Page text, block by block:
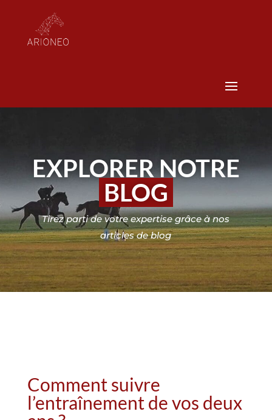
EXPLORER NOTRE
BLOG
Tirez parti de votre expertise grâce à nos
articles de blog
Comment suivre
l’entraînement de vos deux